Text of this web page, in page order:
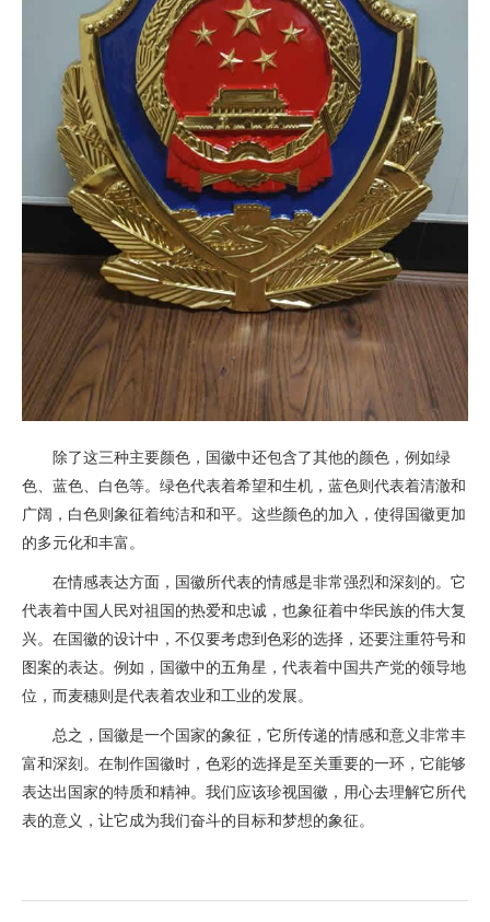
除了这三种主要颜色，国徽中还包含了其他的颜色，例如绿
色、蓝色、白色等。绿色代表着希望和生机，蓝色则代表着清澈和
广阔，白色则象征着纯洁和和平。这些颜色的加入，使得国徽更加
的多元化和丰富。
在情感表达方面，国徽所代表的情感是非常强烈和深刻的。它
代表着中国人民对祖国的热爱和忠诚，也象征着中华民族的伟大复
兴。在国徽的设计中，不仅要考虑到色彩的选择，还要注重符号和
图案的表达。例如，国徽中的五角星，代表着中国共产党的领导地
位，而麦穗则是代表着农业和工业的发展。
总之，国徽是一个国家的象征，它所传递的情感和意义非常丰
富和深刻。在制作国徽时，色彩的选择是至关重要的一环，它能够
表达出国家的特质和精神。我们应该珍视国徽，用心去理解它所代
表的意义，让它成为我们奋斗的目标和梦想的象征。